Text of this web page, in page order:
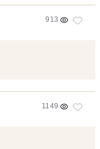
913
1149